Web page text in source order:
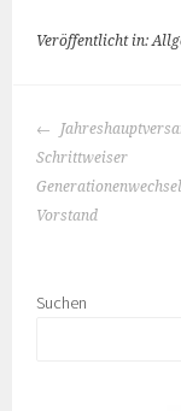
Veröffentlicht in:
BEITRAGS-
NAVIGATION
Schrittweiser
Vorstand
Suchen